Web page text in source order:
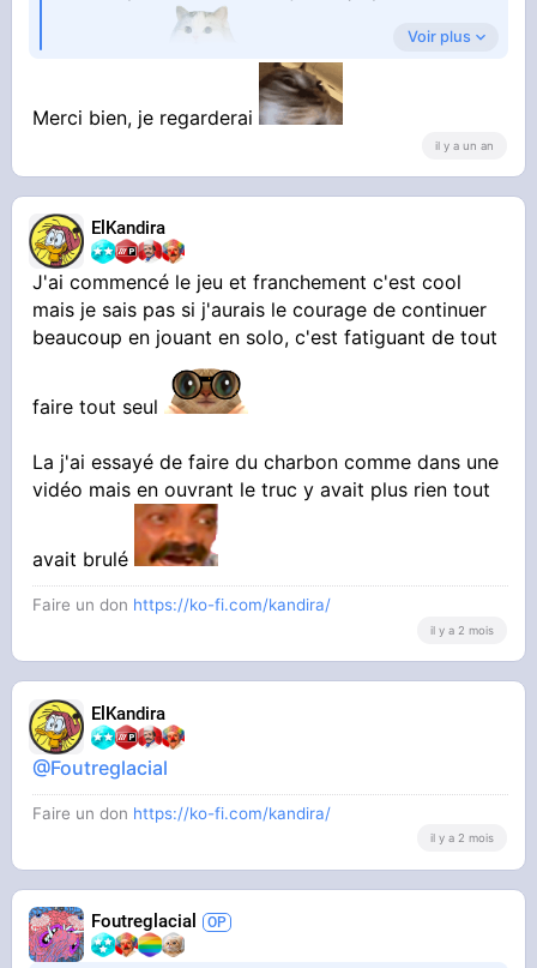
Voir plus
Merci bien, je regarderai
il y a un an
ElKandira
J'ai commencé le jeu et franchement c'est cool
mais je sais pas si j'aurais le courage de continuer
beaucoup en jouant en solo, c'est fatiguant de tout
faire tout seul
La j'ai essayé de faire du charbon comme dans une
vidéo mais en ouvrant le truc y avait plus rien tout
avait brulé
Faire un don https://ko-fi.com/kandira/
il y a 2 mois
ElKandira
@Foutreglacial
Faire un don https://ko-fi.com/kandira/
il y a 2 mois
Foutreglacial